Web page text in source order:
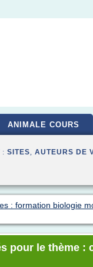
ANIMALE COURS
: SITES, AUTEURS DE
: formation biologie
pour le thème :